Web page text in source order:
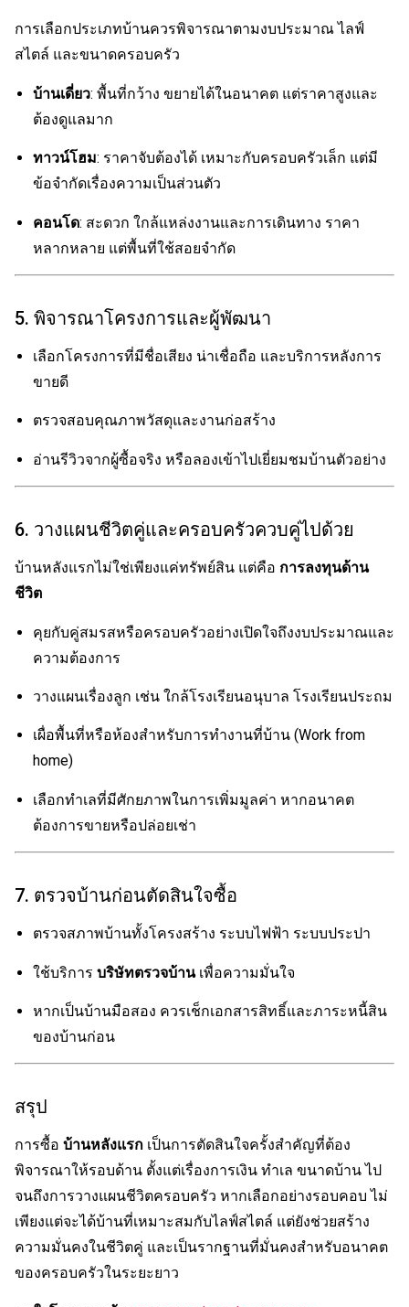
การเลือกประเภทบ้านควรพิจารณาตามงบประมาณ ไลฟ์
สไตล์ และขนาดครอบครัว
บ้านเดี่ยว: พื้นที่กว้าง ขยายได้ในอนาคต แต่ราคาสูงและ
ต้องดูแลมาก
ทาวน์โฮม: ราคาจับต้องได้ เหมาะกับครอบครัวเล็ก แต่มี
ข้อจำกัดเรื่องความเป็นส่วนตัว
คอนโด: สะดวก ใกล้แหล่งงานและการเดินทาง ราคา
หลากหลาย แต่พื้นที่ใช้สอยจำกัด
5. พิจารณาโครงการและผู้พัฒนา
เลือกโครงการที่มีชื่อเสียง น่าเชื่อถือ และบริการหลังการ
ขายดี
ตรวจสอบคุณภาพวัสดุและงานก่อสร้าง
อ่านรีวิวจากผู้ซื้อจริง หรือลองเข้าไปเยี่ยมชมบ้านตัวอย่าง
6. วางแผนชีวิตคู่และครอบครัวควบคู่ไปด้วย
บ้านหลังแรกไม่ใช่เพียงแค่ทรัพย์สิน แต่คือ การลงทุนด้าน
ชีวิต
คุยกับคู่สมรสหรือครอบครัวอย่างเปิดใจถึงงบประมาณและ
ความต้องการ
วางแผนเรื่องลูก เช่น ใกล้โรงเรียนอนุบาล โรงเรียนประถม
เผื่อพื้นที่หรือห้องสำหรับการทำงานที่บ้าน (Work from
home)
เลือกทำเลที่มีศักยภาพในการเพิ่มมูลค่า หากอนาคต
ต้องการขายหรือปล่อยเช่า
7. ตรวจบ้านก่อนตัดสินใจซื้อ
ตรวจสภาพบ้านทั้งโครงสร้าง ระบบไฟฟ้า ระบบประปา
ใช้บริการ บริษัทตรวจบ้านเพื่อความมั่นใจ
หากเป็นบ้านมือสอง ควรเช็กเอกสารสิทธิ์และภาระหนี้สิน
ของบ้านก่อน
สรุป
การซื้อ บ้านหลังแรก เป็นการตัดสินใจครั้งสำคัญที่ต้อง
พิจารณาให้รอบด้าน ตั้งแต่เรื่องการเงิน ทำเล ขนาดบ้าน ไป
จนถึงการวางแผนชีวิตครอบครัว หากเลือกอย่างรอบคอบ ไม่
เพียงแต่จะได้บ้านที่เหมาะสมกับไลฟ์สไตล์ แต่ยังช่วยสร้าง
ความมั่นคงในชีวิตคู่ และเป็นรากฐานที่มั่นคงสำหรับอนาคต
ของครอบครัวในระยะยาว